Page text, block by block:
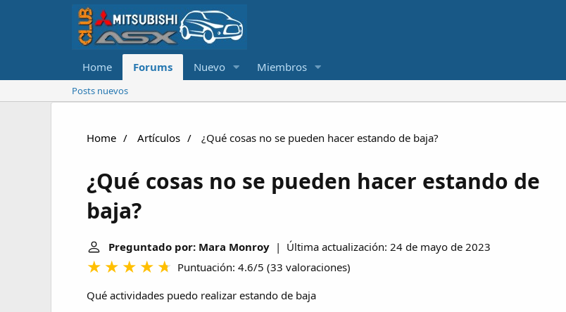
Home Forums Nuevo Miembros
Posts nuevos
Home Artículos ¿Qué cosas no se pueden hacer estando de baja?
¿Qué cosas no se pueden hacer estando de
baja?
Preguntado por: Mara Monroy | Última actualización: 24 de mayo de 2023
Puntuación: 4.6/5 (33 valoraciones)
Qué actividades puedo realizar estando de baja